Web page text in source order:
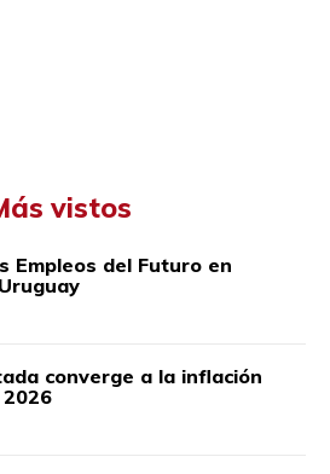
vistos
Empleos del Futuro en
converge a la inflación